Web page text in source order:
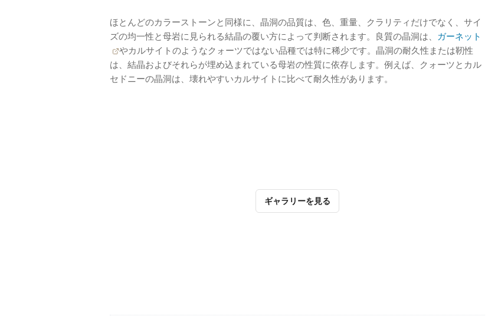
ほとんどのカラーストーンと同様に、晶洞の品質は、色、重量、クラリティだけでなく、サイ
ズの均一性と母岩に見られる結晶の覆い方によって判断されます。良質の晶洞は、
ガーネット
やカルサイトのようなクォーツではない品種では特に稀少です。晶洞の耐久性または靭性
は、結晶およびそれらが埋め込まれている母岩の性質に依存します。例えば、クォーツとカル
セドニーの晶洞は、壊れやすいカルサイトに比べて耐久性があります。
ギャラリーを見る